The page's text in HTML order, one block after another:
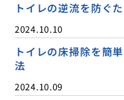
トイレの逆流を防ぐ
2024.10.10
トイレの床掃除を簡
法
2024.10.09